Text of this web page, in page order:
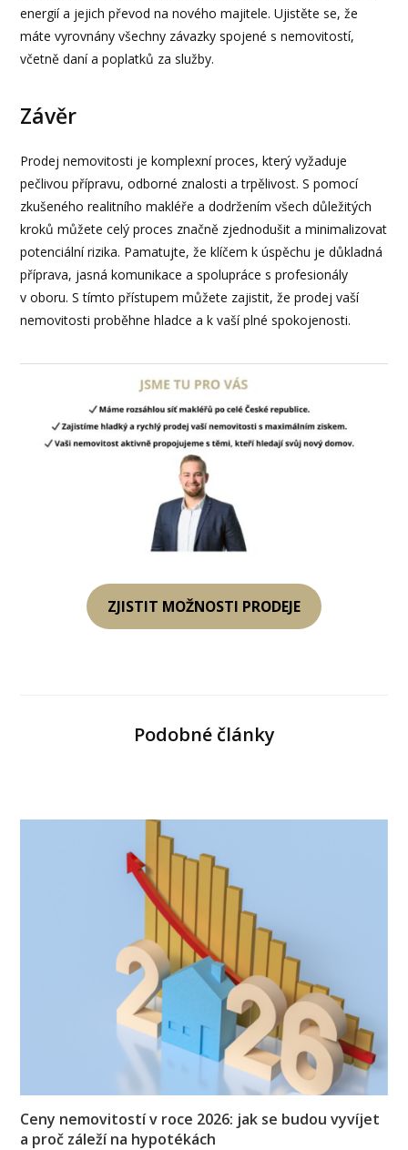
energií a jejich převod na nového majitele. Ujistěte se, že
máte vyrovnány všechny závazky spojené s nemovitostí,
včetně daní a poplatků za služby.
Závěr
Prodej nemovitosti je komplexní proces, který vyžaduje
pečlivou přípravu, odborné znalosti a trpělivost. S pomocí
zkušeného realitního makléře a dodržením všech důležitých
kroků můžete celý proces značně zjednodušit a minimalizovat
potenciální rizika. Pamatujte, že klíčem k úspěchu je důkladná
příprava, jasná komunikace a spolupráce s profesionály
v oboru. S tímto přístupem můžete zajistit, že prodej vaší
nemovitosti proběhne hladce a k vaší plné spokojenosti.
ZJISTIT MOŽNOSTI PRODEJE
Podobné články
Ceny nemovitostí v roce 2026: jak se budou vyvíjet
a proč záleží na hypotékách